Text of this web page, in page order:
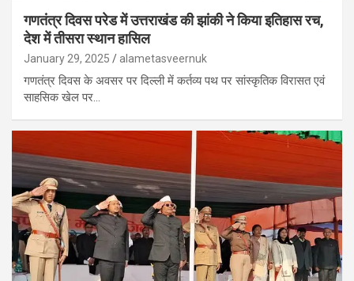
गणतंत्र दिवस परेड में उत्तराखंड की झांकी ने किया इतिहास रच,
देश में तीसरा स्थान हासिल
January 29, 2025 alametasveernuk
गणतंत्र दिवस के अवसर पर दिल्ली में कर्तव्य पथ पर सांस्कृतिक विरासत एवं
साहसिक खेल पर…